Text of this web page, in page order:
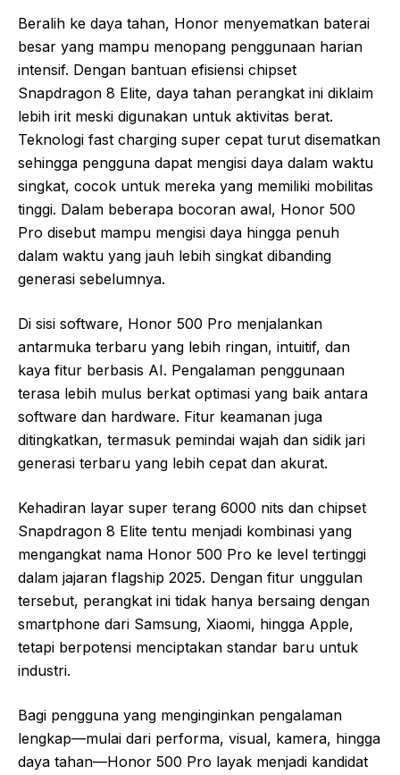
Beralih ke daya tahan, Honor menyematkan baterai
besar yang mampu menopang penggunaan harian
intensif. Dengan bantuan efisiensi chipset
Snapdragon 8 Elite, daya tahan perangkat ini diklaim
lebih irit meski digunakan untuk aktivitas berat.
Teknologi fast charging super cepat turut disematkan
sehingga pengguna dapat mengisi daya dalam waktu
singkat, cocok untuk mereka yang memiliki mobilitas
tinggi. Dalam beberapa bocoran awal, Honor 500
Pro disebut mampu mengisi daya hingga penuh
dalam waktu yang jauh lebih singkat dibanding
generasi sebelumnya.
Di sisi software, Honor 500 Pro menjalankan
antarmuka terbaru yang lebih ringan, intuitif, dan
kaya fitur berbasis AI. Pengalaman penggunaan
terasa lebih mulus berkat optimasi yang baik antara
software dan hardware. Fitur keamanan juga
ditingkatkan, termasuk pemindai wajah dan sidik jari
generasi terbaru yang lebih cepat dan akurat.
Kehadiran layar super terang 6000 nits dan chipset
Snapdragon 8 Elite tentu menjadi kombinasi yang
mengangkat nama Honor 500 Pro ke level tertinggi
dalam jajaran flagship 2025. Dengan fitur unggulan
tersebut, perangkat ini tidak hanya bersaing dengan
smartphone dari Samsung, Xiaomi, hingga Apple,
tetapi berpotensi menciptakan standar baru untuk
industri.
Bagi pengguna yang menginginkan pengalaman
lengkap—mulai dari performa, visual, kamera, hingga
daya tahan—Honor 500 Pro layak menjadi kandidat